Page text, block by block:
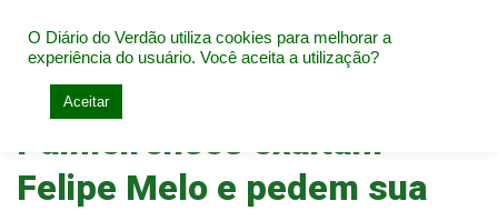
Home Notícias do Palmeiras
Palmeirenses exaltam
Felipe Melo e pedem sua
O Diário do Verdão utiliza cookies para melhorar a
experiência do usuário. Você aceita a utilização?
Aceitar